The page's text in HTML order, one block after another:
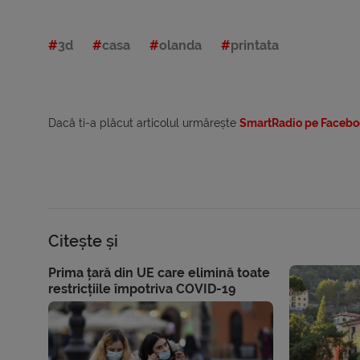
3d casa olanda printata
Dacă ti-a plăcut articolul urmărește SmartRadio pe
Citește și
Prima țară din UE care elimină toate
restricțiile împotriva COVID-19